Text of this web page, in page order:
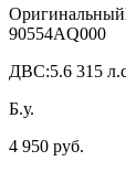
90554AQ000
ДВС:5.6 315
Б.у.
4 950 руб.